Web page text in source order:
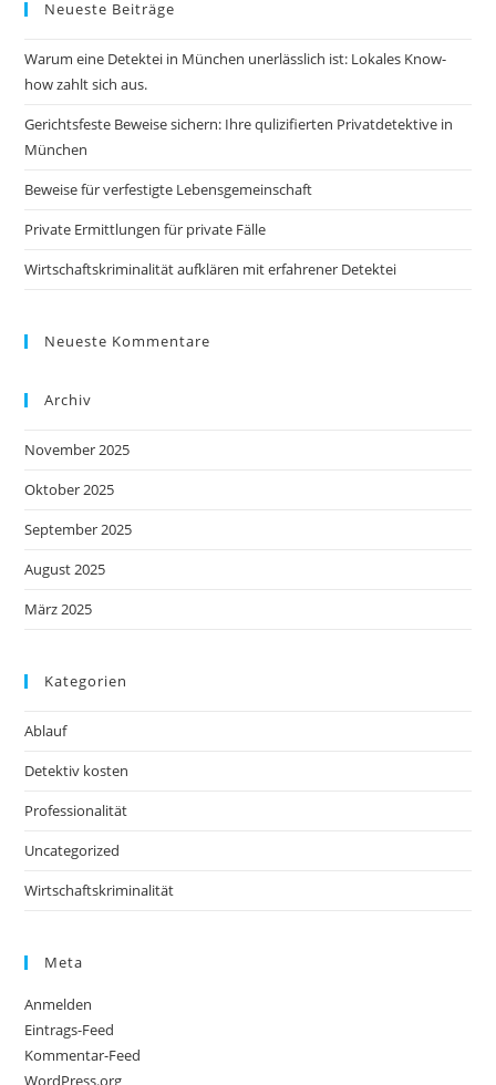
Neueste Beiträge
Warum eine Detektei in München unerlässlich ist: Lokales Know-
how zahlt sich aus.
Gerichtsfeste Beweise sichern: Ihre qulizifierten Privatdetektive in
München
Beweise für verfestigte Lebensgemeinschaft
Private Ermittlungen für private Fälle
Wirtschaftskriminalität aufklären mit erfahrener Detektei
Neueste Kommentare
Archiv
November 2025
Oktober 2025
September 2025
August 2025
März 2025
Kategorien
Ablauf
Detektiv kosten
Professionalität
Uncategorized
Wirtschaftskriminalität
Meta
Anmelden
Eintrags-Feed
Kommentar-Feed
WordPress.org